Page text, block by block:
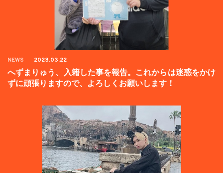
NEWS 2023.03.22
へずまりゅう、入籍した事を報告。これからは迷惑をかけ
ずに頑張りますので、よろしくお願いします！